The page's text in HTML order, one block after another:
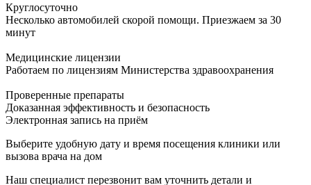
Круглосуточно
Несколько автомобилей скорой помощи. Приезжаем за 30
минут
Медицинские лицензии
Работаем по лицензиям Министерства здравоохранения
Проверенные препараты
Доказанная эффективность и безопасность
Электронная запись на приём
Выберите удобную дату и время посещения клиники или
вызова врача на дом
Наш специалист перезвонит вам уточнить детали и